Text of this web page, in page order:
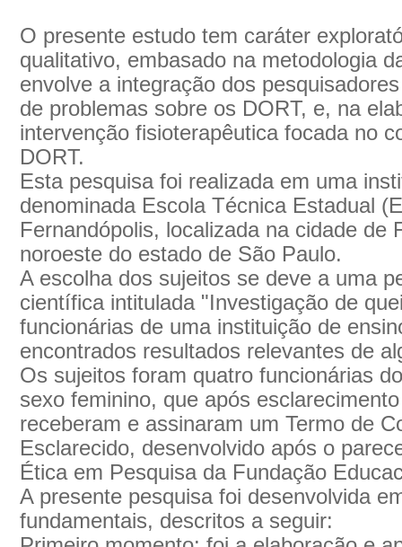
O presente estudo tem caráter
qualitativo, embasado na metodologia
envolve a integração dos
de problemas sobre os DORT, e, na
intervenção fisioterapêutica focada no
DORT.
Esta pesquisa foi realizada em uma
denominada Escola Técnica Estadual
Fernandópolis, localizada na cidade de
noroeste do estado de São Paulo.
A escolha dos sujeitos se deve a uma
científica intitulada "Investigação de
funcionárias de uma instituição de
encontrados resultados relevantes de
Os sujeitos foram quatro funcionárias
sexo feminino, que após
receberam e assinaram um Termo de
Esclarecido, desenvolvido após o
Ética em Pesquisa da Fundação
A presente pesquisa foi desenvolvida
fundamentais, descritos a seguir: